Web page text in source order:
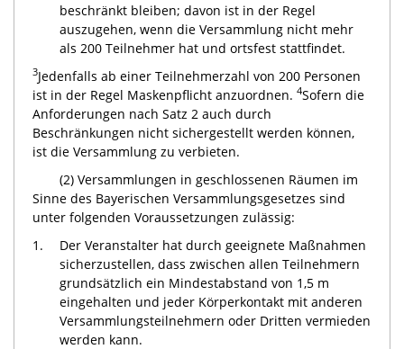
beschränkt bleiben; davon ist in der Regel
auszugehen, wenn die Versammlung nicht mehr
als 200 Teilnehmer hat und ortsfest stattfindet.
3Jedenfalls ab einer Teilnehmerzahl von 200 Personen
ist in der Regel Maskenpflicht anzuordnen. 4Sofern die
Anforderungen nach Satz 2 auch durch
Beschränkungen nicht sichergestellt werden können,
ist die Versammlung zu verbieten.
(2) Versammlungen in geschlossenen Räumen im
Sinne des Bayerischen Versammlungsgesetzes sind
unter folgenden Voraussetzungen zulässig:
1.
Der Veranstalter hat durch geeignete Maßnahmen
sicherzustellen, dass zwischen allen Teilnehmern
grundsätzlich ein Mindestabstand von 1,5 m
eingehalten und jeder Körperkontakt mit anderen
Versammlungsteilnehmern oder Dritten vermieden
werden kann.